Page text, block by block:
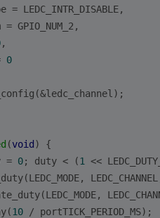
= LEDC_INTR_DISABLE,
= GPIO_NUM_2,
,
0
(void )
{
= 0; duty < (1
<<
10 / portTICK_PERIOD_MS);